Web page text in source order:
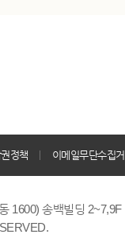
정책 이메일무단수집
1600) 송백빌딩